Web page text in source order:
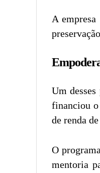
A
Um
financiou
de renda
O
mentoria